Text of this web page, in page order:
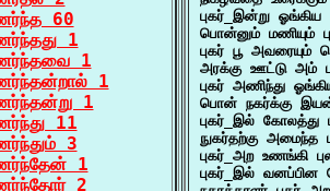
60
1
1
1
1
11
3
1
2
புகர்_இன்று
பொன்னும் மணியும்
புகர் பூ
அரக்கு ஊட்டு அம்
புகர் அணிந்து
பொன் நகர்க்கு
புகர்_இல்
நுகர்தற்கு
புகர்_அற உணங்கி
புகர்_இல்